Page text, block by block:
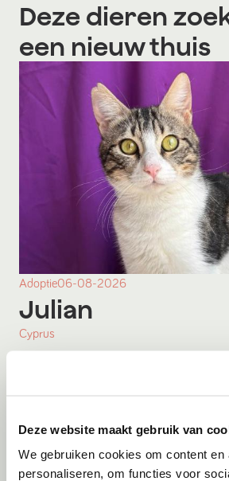
Deze website maakt gebruik van
We gebruiken cookies om content en
personaliseren, om functies voor
Deze dieren
een nieuw thuis
Adoptie06-08-2026
Julian
Cyprus